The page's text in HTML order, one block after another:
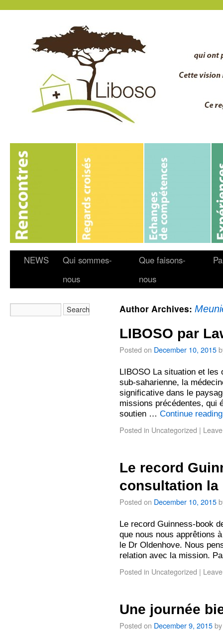
NEWS
Qui sommes-
nous
Que faisons-
nous
Author Archives:
LIBOSO par
Posted on December 10, 2015
LIBOSO La situation et les
sub-saharienne, la
significative dans le
missions précédentes, qui
soutien … Continue
Posted in Uncategorized |
Le record
consultation la
Posted on December 10, 2015
Le record Guinness-book
que nous nous apprêtions
le Dr Oldenhove. Nous
relation avec la mission.
Posted in Uncategorized |
Une journée
Posted on December 9, 2015by